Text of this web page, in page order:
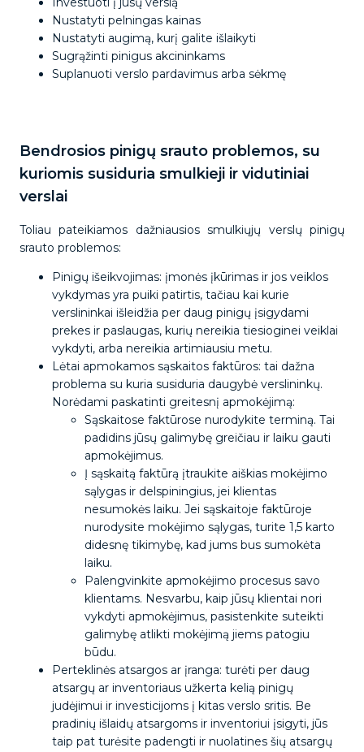
Nustatyti pelningas kainas
Nustatyti augimą, kurį galite išlaikyti
Sugrąžinti pinigus akcininkams
Suplanuoti verslo pardavimus arba sėkmę
Bendrosios pinigų srauto problemos, su
kuriomis susiduria smulkieji ir vidutiniai
verslai
Toliau pateikiamos dažniausios smulkiųjų verslų pinigų
srauto problemos:
Pinigų išeikvojimas: įmonės įkūrimas ir jos veiklos
vykdymas yra puiki patirtis, tačiau kai kurie
verslininkai išleidžia per daug pinigų įsigydami
prekes ir paslaugas, kurių nereikia tiesioginei veiklai
vykdyti, arba nereikia artimiausiu metu.
Lėtai apmokamos sąskaitos faktūros: tai dažna
problema su kuria susiduria daugybė verslininkų.
Norėdami paskatinti greitesnį apmokėjimą:
Sąskaitose faktūrose nurodykite terminą. Tai
padidins jūsų galimybę greičiau ir laiku gauti
apmokėjimus.
Į sąskaitą faktūrą įtraukite aiškias mokėjimo
sąlygas ir delspiningius, jei klientas
nesumokės laiku. Jei sąskaitoje faktūroje
nurodysite mokėjimo sąlygas, turite 1,5 karto
didesnę tikimybę, kad jums bus sumokėta
laiku.
Palengvinkite apmokėjimo procesus savo
klientams. Nesvarbu, kaip jūsų klientai nori
vykdyti apmokėjimus, pasistenkite suteikti
galimybę atlikti mokėjimą jiems patogiu
būdu.
Perteklinės atsargos ar įranga: turėti per daug
atsargų ar inventoriaus užkerta kelią pinigų
judėjimui ir investicijoms į kitas verslo sritis. Be
pradinių išlaidų atsargoms ir inventoriui įsigyti, jūs
taip pat turėsite padengti ir nuolatines šių atsargų